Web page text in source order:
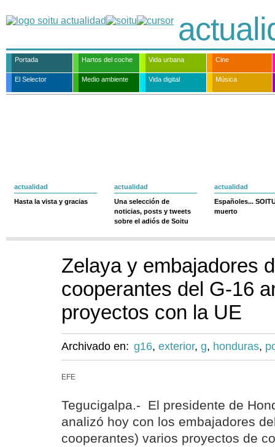
Portada Hartos del coche Vida urbana Cine
El Selector Medio ambiente Vida digital Música
actualidad
Hasta la vista y gracias
actualidad
Una selección de
noticias, posts y tweets
sobre el adiós de Soitu
actualidad
Españoles...
muerto
Zelaya y embajadores
cooperantes del G-16
proyectos con la UE
Archivado en: g16, exterior, g, honduras,
EFE
Tegucigalpa.- El presidente de
analizó hoy con los embajadores
cooperantes) varios proyectos de